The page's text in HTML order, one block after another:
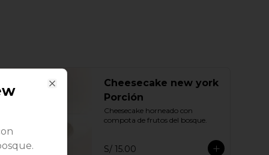
Cheesecake new york
Porción
Cheesecake horneado con
compota de frutos del bosque.
S/ 15.00